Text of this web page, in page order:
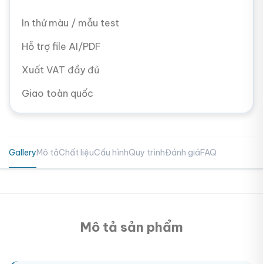
In thử màu / mẫu test
Hỗ trợ file AI/PDF
Xuất VAT đầy đủ
Giao toàn quốc
GalleryMô tảChất liệuCấu hìnhQuy trìnhĐánh giáFAQ
Mô tả sản phẩm